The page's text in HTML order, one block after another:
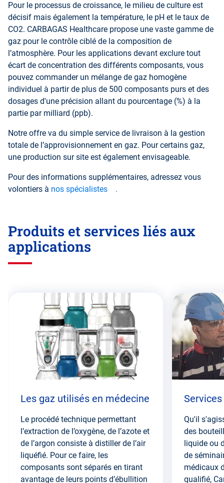
Pour le processus de croissance, le milieu de culture est
décisif mais également la température, le pH et le taux de
CO2. CARBAGAS Healthcare propose une vaste gamme de
gaz pour le contrôle ciblé de la composition de
l’atmosphère. Pour les applications devant exclure tout
écart de concentration des différents composants, vous
pouvez commander un mélange de gaz homogène
individuel à partir de plus de 500 composants purs et des
dosages d'une précision allant du pourcentage (%) à la
partie par milliard (ppb).
Notre offre va du simple service de livraison à la gestion
totale de l’approvisionnement en gaz. Pour certains gaz,
une production sur site est également envisageable.
Pour des informations supplémentaires, adressez vous
volontiers à nos spécialistes .
Produits et services liés aux
applications
Les gaz utilisés en médecine
Le procédé technique permettant
l’extraction de l’oxygène, de l’azote et
de l’argon consiste à distiller de l’air
liquéfié. Pour ce faire, les
composants sont séparés en tirant
avantage de leurs points d’ébullition
Services
Qu'il
des
liquide ou
de
médicaux
qualifié,